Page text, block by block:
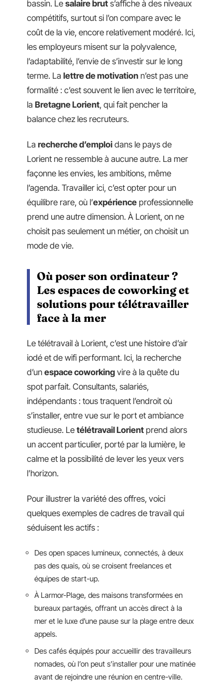
bassin. Le salaire brut s’affiche à des niveaux
compétitifs, surtout si l’on compare avec le
coût de la vie, encore relativement modéré. Ici,
les employeurs misent sur la polyvalence,
l’adaptabilité, l’envie de s’investir sur le long
terme. La lettre de motivation n’est pas une
formalité : c’est souvent le lien avec le territoire,
la Bretagne Lorient, qui fait pencher la
balance chez les recruteurs.
La recherche d’emploi dans le pays de
Lorient ne ressemble à aucune autre. La mer
façonne les envies, les ambitions, même
l’agenda. Travailler ici, c’est opter pour un
équilibre rare, où l’expérience professionnelle
prend une autre dimension. À Lorient, on ne
choisit pas seulement un métier, on choisit un
mode de vie.
Où poser son ordinateur ?
Les espaces de coworking et
solutions pour télétravailler
face à la mer
Le télétravail à Lorient, c’est une histoire d’air
iodé et de wifi performant. Ici, la recherche
d’un espace coworking vire à la quête du
spot parfait. Consultants, salariés,
indépendants : tous traquent l’endroit où
s’installer, entre vue sur le port et ambiance
studieuse. Le télétravail Lorient prend alors
un accent particulier, porté par la lumière, le
calme et la possibilité de lever les yeux vers
l’horizon.
Pour illustrer la variété des offres, voici
quelques exemples de cadres de travail qui
séduisent les actifs :
Des open spaces lumineux, connectés, à deux
pas des quais, où se croisent freelances et
équipes de start-up.
À Larmor-Plage, des maisons transformées en
bureaux partagés, offrant un accès direct à la
mer et le luxe d’une pause sur la plage entre deux
appels.
Des cafés équipés pour accueillir des travailleurs
nomades, où l’on peut s’installer pour une matinée
avant de rejoindre une réunion en centre-ville.